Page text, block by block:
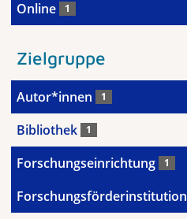
Online 1
Zielgruppe
Autor*innen 1
Bibliothek 1
Forschungseinrichtung 1
Forschungsförderinstitution